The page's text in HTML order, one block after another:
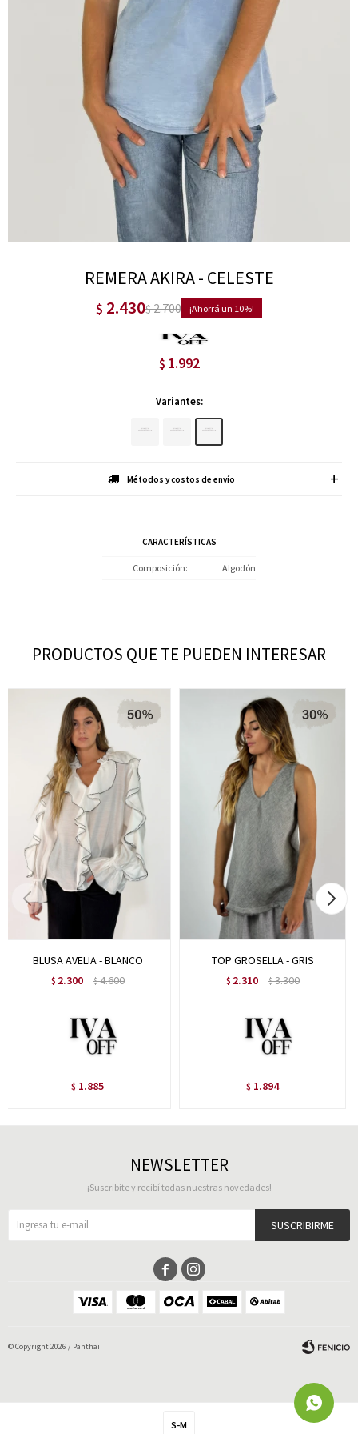
REMERA AKIRA - CELESTE
$ 2.430$2.700 10
$ 1.992
Variantes:
S-M
Métodos y costos de envío
CARACTERÍSTICAS
Composición Algodón
PRODUCTOS QUE TE PUEDEN INTERESAR
BLUSA AVELIA - BLANCO
$ 2.300 $4.600
$ 1.885
TOP GROSELLA - GRIS
$ 2.310 $3.300
$ 1.894
NEWSLETTER
¡Suscribite y recibí todas nuestras novedades!
SUSCRIBIRME
 
© Copyright 2026 / Panthai